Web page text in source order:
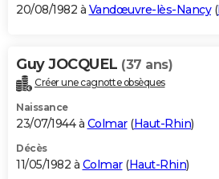
20/08/1982 à Vandœuvre-lès-Nancy(
Guy JOCQUEL (37 ans)
Créer une cagnotte obsèques
Naissance
23/07/1944 à Colmar(Haut-Rhin)
Décès
11/05/1982 à Colmar(Haut-Rhin)